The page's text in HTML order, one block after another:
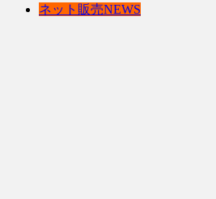
ネット販売NEWS